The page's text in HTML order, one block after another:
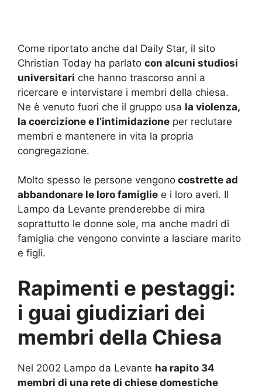
Come riportato anche dal Daily Star, il sito
Christian Today ha parlato con alcuni studiosi
universitari che hanno trascorso anni a
ricercare e intervistare i membri della chiesa.
Ne è venuto fuori che il gruppo usa la violenza,
la coercizione e l’intimidazione per reclutare
membri e mantenere in vita la propria
congregazione.
Molto spesso le persone vengono costrette ad
abbandonare le loro famiglie e i loro averi. Il
Lampo da Levante prenderebbe di mira
soprattutto le donne sole, ma anche madri di
famiglia che vengono convinte a lasciare marito
e figli.
Rapimenti e pestaggi:
i guai giudiziari dei
membri della Chiesa
Nel 2002 Lampo da Levante ha rapito 34
membri di una rete di chiese domestiche